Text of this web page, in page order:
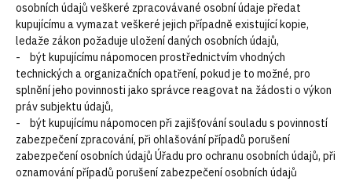
osobních údajů veškeré zpracovávané osobní údaje předat
kupujícímu a vymazat veškeré jejich případně existující kopie,
ledaže zákon požaduje uložení daných osobních údajů,
- být kupujícímu nápomocen prostřednictvím vhodných
technických a organizačních opatření, pokud je to možné, pro
splnění jeho povinnosti jako správce reagovat na žádosti o výkon
práv subjektu údajů,
- být kupujícímu nápomocen při zajišťování souladu s povinností
zabezpečení zpracování, při ohlašování případů porušení
zabezpečení osobních údajů Úřadu pro ochranu osobních údajů, při
oznamování případů porušení zabezpečení osobních údajů